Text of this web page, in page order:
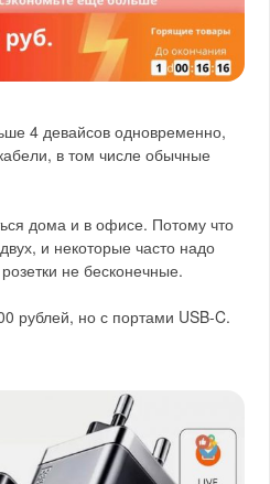
4 девайсов одновременно,
в том числе обычные
дома и в офисе. Потому что
и некоторые часто надо
не бесконечные.
рублей, но с портами USB-C.